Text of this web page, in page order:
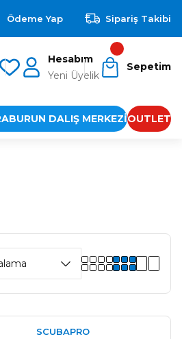
Ödeme Yap Sipariş Takibi
Hesabım
Yeni Üyelik
Sepetim
DALIŞ MERKEZİOUTLET
SCUBAPRO